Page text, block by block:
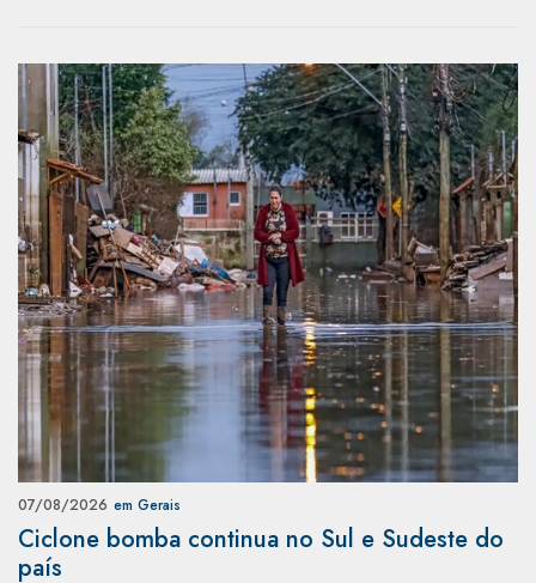
07/08/2026 em Gerais
Ciclone bomba continua no Sul e Sudeste do
país